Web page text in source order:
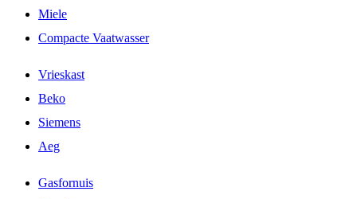
Miele
Compacte Vaatwasser
Vrieskast
Beko
Siemens
Aeg
Gasfornuis